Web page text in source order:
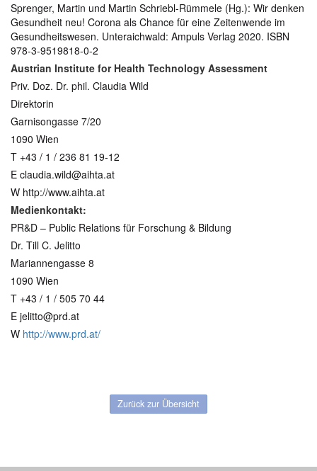
Sprenger, Martin und Martin Schriebl-Rümmele (Hg.): Wir denken
Gesundheit neu! Corona als Chance für eine Zeitenwende im
Gesundheitswesen. Unteraichwald: Ampuls Verlag 2020. ISBN
978-3-9519818-0-2
Austrian Institute for Health Technology Assessment
Priv. Doz. Dr. phil. Claudia Wild
Direktorin
Garnisongasse 7/20
1090 Wien
T +43 / 1 / 236 81 19-12
E claudia.wild@aihta.at
W http://www.aihta.at
Medienkontakt:
PR&D – Public Relations für Forschung & Bildung
Dr. Till C. Jelitto
Mariannengasse 8
1090 Wien
T +43 / 1 / 505 70 44
E jelitto@prd.at
W http://www.prd.at/
Zurück zur Übersicht